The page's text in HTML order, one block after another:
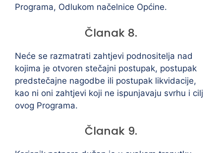
Programa, Odlukom načelnice Općine.
Članak 8.
Neće se razmatrati zahtjevi podnositelja nad
kojima je otvoren stečajni postupak, postupak
predstečajne nagodbe ili postupak likvidacije,
kao ni oni zahtjevi koji ne ispunjavaju svrhu i cilj
ovog Programa.
Članak 9.